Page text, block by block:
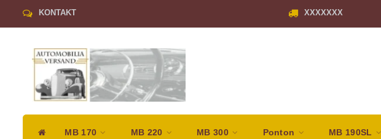
KONTAKT XXXXXXX
MB 170 MB 220 MB 300 Ponton MB 190SL